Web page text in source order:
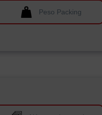
Peso Packing